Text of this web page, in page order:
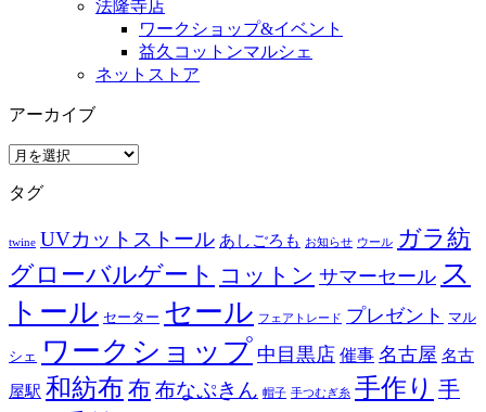
法隆寺店
ワークショップ&イベント
益久コットンマルシェ
ネットストア
アーカイブ
ア
カ
ブ
タグ
twine UVカットストール あしごろも お知らせ ウール ガラ紡
グローバルゲート コットン サマーセール ス
トール セーター セール フェアトレード プレゼント マル
シェ ワークショップ 中目黒店 催事 名古屋 名古
屋駅 和紡布 布布なぷきん 帽子 手つむぎ糸 手作り 手